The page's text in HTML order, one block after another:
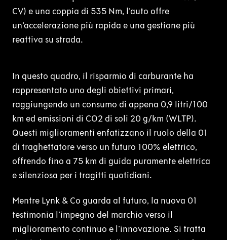
CV) e una coppia di 535 Nm, l'auto offre
un'accelerazione più rapida e una gestione più
reattiva su strada.
In questo quadro, il risparmio di carburante ha
rappresentato uno degli obiettivi primari,
raggiungendo un consumo di appena 0,9 litri/100
km ed emissioni di CO2 di soli 20 g/km (WLTP).
Questi miglioramenti enfatizzano il ruolo della 01
di traghettatore verso un futuro 100% elettrico,
offrendo fino a 75 km di guida puramente elettrica
e silenziosa per i tragitti quotidiani.
Mentre Lynk & Co guarda al futuro, la nuova 01
testimonia l'impegno del marchio verso il
miglioramento continuo e l'innovazione. Si tratta